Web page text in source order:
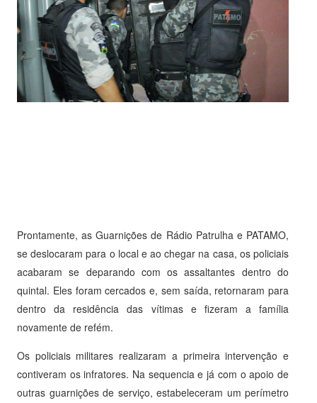
Prontamente, as Guarnições de Rádio Patrulha e PATAMO,
se deslocaram para o local e ao chegar na casa, os policiais
acabaram se deparando com os assaltantes dentro do
quintal. Eles foram cercados e, sem saída, retornaram para
dentro da residência das vítimas e fizeram a família
novamente de refém.
Os policiais militares realizaram a primeira intervenção e
contiveram os infratores. Na sequencia e já com o apoio de
outras guarnições de serviço, estabeleceram um perímetro